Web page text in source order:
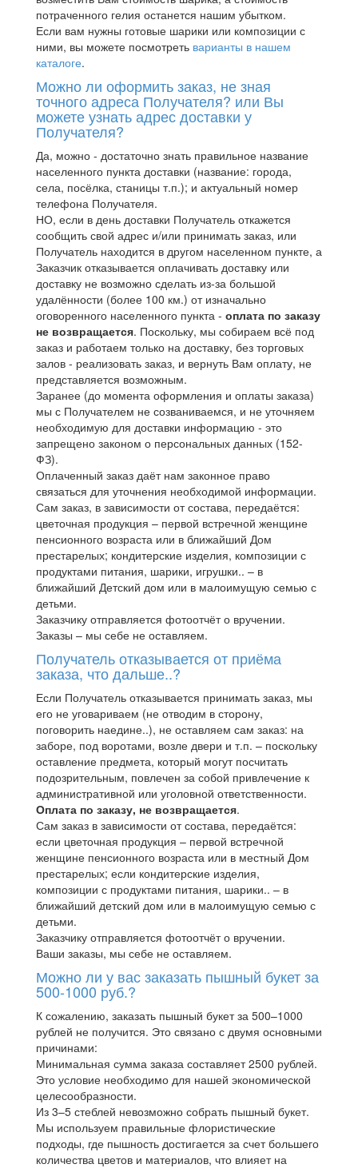
потраченного гелия останется нашим убытком.
Если вам нужны готовые шарики или композиции с
ними, вы можете посмотреть варианты в нашем
каталоге.
Можно ли оформить заказ, не зная
точного адреса Получателя? или Вы
можете узнать адрес доставки у
Получателя?
Да, можно - достаточно знать правильное название
населенного пункта доставки (название: города,
села, посёлка, станицы т.п.); и актуальный номер
телефона Получателя.
НО, если в день доставки Получатель откажется
сообщить свой адрес и/или принимать заказ, или
Получатель находится в другом населенном пункте, а
Заказчик отказывается оплачивать доставку или
доставку не возможно сделать из-за большой
удалённости (более 100 км.) от изначально
оговоренного населенного пункта - оплата по заказу
не возвращается. Поскольку, мы собираем всё под
заказ и работаем только на доставку, без торговых
залов - реализовать заказ, и вернуть Вам оплату, не
представляется возможным.
Заранее (до момента оформления и оплаты заказа)
мы с Получателем не созваниваемся, и не уточняем
необходимую для доставки информацию - это
запрещено законом о персональных данных (152-
ФЗ).
Оплаченный заказ даёт нам законное право
связаться для уточнения необходимой информации.
Сам заказ, в зависимости от состава, передаётся:
цветочная продукция – первой встречной женщине
пенсионного возраста или в ближайший Дом
престарелых; кондитерские изделия, композиции с
продуктами питания, шарики, игрушки.. – в
ближайший Детский дом или в малоимущую семью с
детьми.
Заказчику отправляется фотоотчёт о вручении.
Заказы – мы себе не оставляем.
Получатель отказывается от приёма
заказа, что дальше..?
Если Получатель отказывается принимать заказ, мы
его не уговариваем (не отводим в сторону,
поговорить наедине..), не оставляем сам заказ: на
заборе, под воротами, возле двери и т.п. – поскольку
оставление предмета, который могут посчитать
подозрительным, повлечен за собой привлечение к
административной или уголовной ответственности.
Оплата по заказу, не возвращается.
Сам заказ в зависимости от состава, передаётся:
если цветочная продукция – первой встречной
женщине пенсионного возраста или в местный Дом
престарелых; если кондитерские изделия,
композиции с продуктами питания, шарики.. – в
ближайший детский дом или в малоимущую семью с
детьми.
Заказчику отправляется фотоотчёт о вручении.
Ваши заказы, мы себе не оставляем.
Можно ли у вас заказать пышный букет за
500-1000 руб.?
К сожалению, заказать пышный букет за 500–1000
рублей не получится. Это связано с двумя основными
причинами:
Минимальная сумма заказа составляет 2500 рублей.
Это условие необходимо для нашей экономической
целесообразности.
Из 3–5 стеблей невозможно собрать пышный букет.
Мы используем правильные флористические
подходы, где пышность достигается за счет большего
количества цветов и материалов, что влияет на